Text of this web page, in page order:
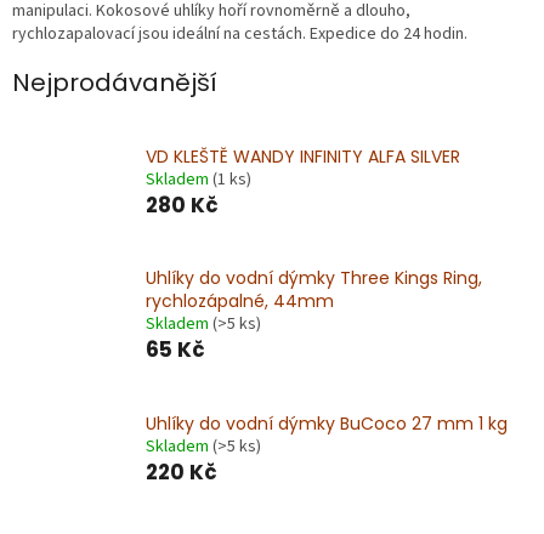
manipulaci. Kokosové uhlíky hoří rovnoměrně a dlouho,
rychlozapalovací jsou ideální na cestách. Expedice do 24 hodin.
Nejprodávanější
VD KLEŠTĚ WANDY INFINITY ALFA SILVER
Skladem (1 ks)
280 Kč
Uhlíky do vodní dýmky Three Kings Ring,
rychlozápalné, 44mm
Skladem (>5 ks)
65 Kč
Uhlíky do vodní dýmky BuCoco 27 mm 1 kg
Skladem (>5 ks)
220 Kč